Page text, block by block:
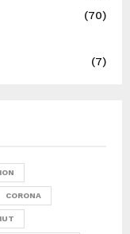
(70)
(7)
CORONA